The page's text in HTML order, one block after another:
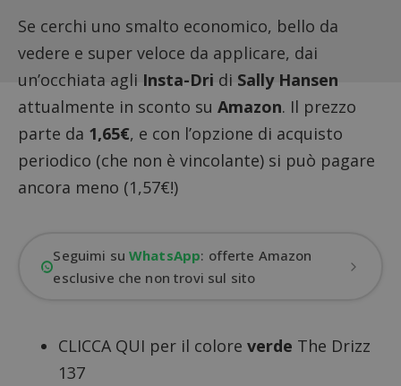
Se cerchi uno smalto economico, bello da
vedere e super veloce da applicare, dai
un’occhiata agli Insta-Dri di Sally Hansen
attualmente in sconto su Amazon. Il prezzo
parte da 1,65€, e con l’opzione di acquisto
periodico (che non è vincolante) si può pagare
ancora meno (1,57€!)
Seguimi suWhatsApp: offerte Amazon
esclusive che non trovi sul sito
CLICCA QUI per il colore verde The Drizz
137